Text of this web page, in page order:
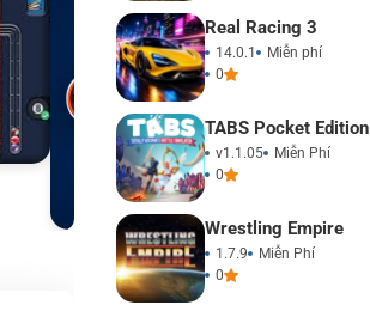
Real Racing 3
14.0.1
Miễn phí
0
TABS Pocket Edition
v1.1.05
Miễn Phí
0
Wrestling Empire
1.7.9
Miễn Phí
0